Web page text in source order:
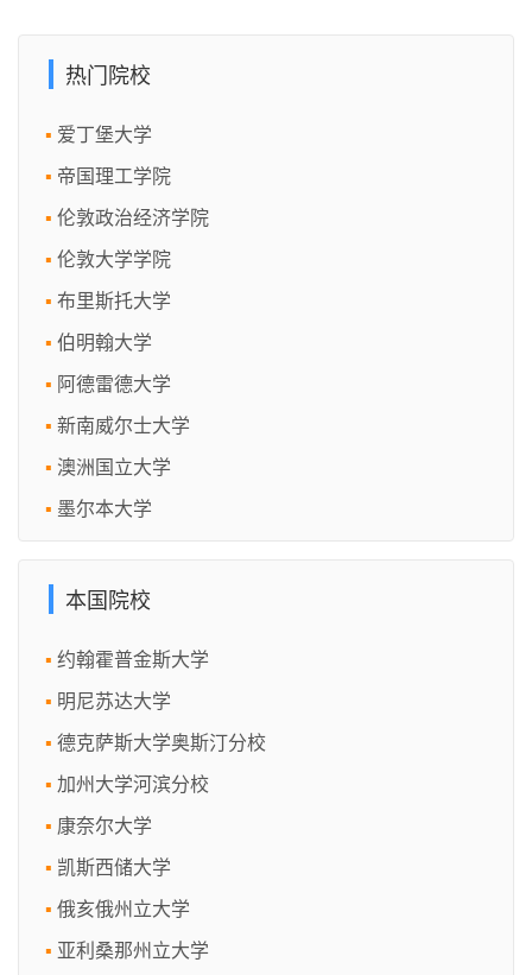
热门院校
爱丁堡大学
帝国理工学院
伦敦政治经济学院
伦敦大学学院
布里斯托大学
伯明翰大学
阿德雷德大学
新南威尔士大学
澳洲国立大学
墨尔本大学
本国院校
约翰霍普金斯大学
明尼苏达大学
德克萨斯大学奥斯汀分校
加州大学河滨分校
康奈尔大学
凯斯西储大学
俄亥俄州立大学
亚利桑那州立大学